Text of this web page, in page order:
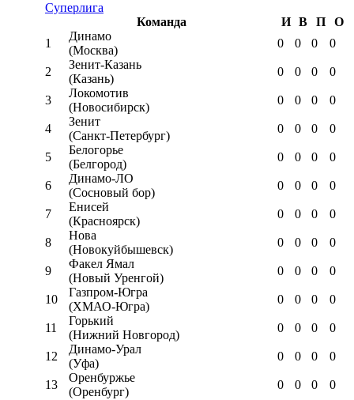
Суперлига
Команда
И В П
О
1
Динамо
(Москва)
0 0 0 0
2
Зенит-Казань
(Казань)
0 0 0 0
3
Локомотив
(Новосибирск)
0 0 0 0
4
Зенит
(Санкт-Петербург)
0 0 0 0
5
Белогорье
(Белгород)
0 0 0 0
6
Динамо-ЛО
(Сосновый бор)
0 0 0 0
7
Енисей
(Красноярск)
0 0 0 0
8
Нова
(Новокуйбышевск)
0 0 0 0
9
Факел Ямал
(Новый Уренгой)
0 0 0 0
10
Газпром-Югра
(ХМАО-Югра)
0 0 0 0
11
Горький
(Нижний Новгород)
0 0 0 0
12
Динамо-Урал
(Уфа)
0 0 0 0
13
Оренбуржье
(Оренбург)
0 0 0 0